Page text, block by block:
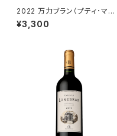
2022 万力ブラン（プティ･マン
サン） 375ml／カーヴ･アン＜C
ave an＞
¥3,300